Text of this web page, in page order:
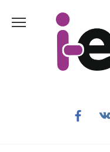
содержанию